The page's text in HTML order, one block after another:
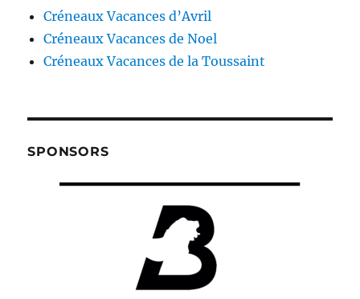
Créneaux Vacances d’Avril
Créneaux Vacances de Noel
Créneaux Vacances de la Toussaint
SPONSORS